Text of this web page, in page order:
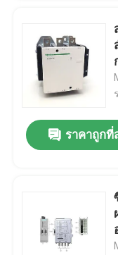
ราคาถูกที่